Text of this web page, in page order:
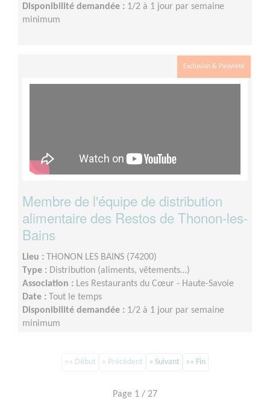
Disponibilité demandée : 1/2 à 1 jour par semaine
minimum
Exclusion & Pauvreté
Membre de l'équipe de distribution
alimentaire des Restos de Thonon-les-
Bains
Lieu : THONON LES BAINS (74200)
Type : Distribution (aliments, vêtements…)
Association : Les Restaurants du Cœur - Haute-Savoie
Date : Tout le temps
Disponibilité demandée : 1/2 à 1 jour par semaine
minimum
«« Début « Précédent » Suivant »» Fin
Page 1 / 27